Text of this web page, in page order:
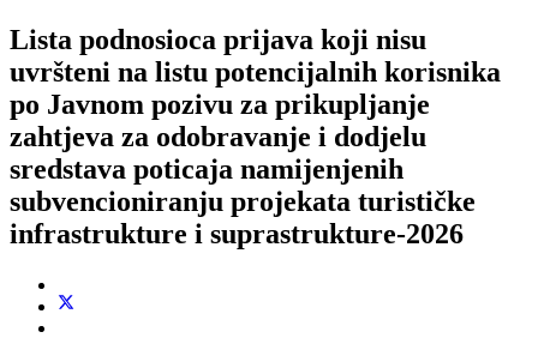
Lista podnosioca prijava koji nisu
uvršteni na listu potencijalnih korisnika
po Javnom pozivu za prikupljanje
zahtjeva za odobravanje i dodjelu
sredstava poticaja namijenjenih
subvencioniranju projekata turističke
infrastrukture i suprastrukture-2026